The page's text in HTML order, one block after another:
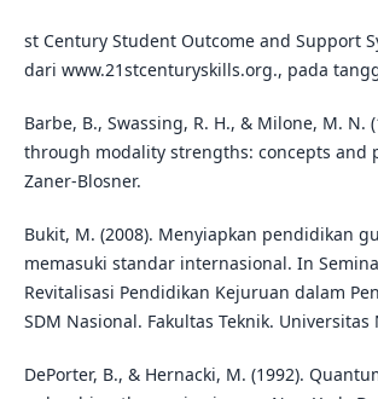
st Century Student Outcome and Support
dari www.21stcenturyskills.org., pada
Barbe, B., Swassing, R. H., & Milone, M. N.
through modality strengths: concepts and
Zaner-Blosner.
Bukit, M. (2008). Menyiapkan pendidikan
memasuki standar internasional. In
Revitalisasi Pendidikan Kejuruan dalam
SDM Nasional. Fakultas Teknik. Universitas
DePorter, B., & Hernacki, M. (1992).